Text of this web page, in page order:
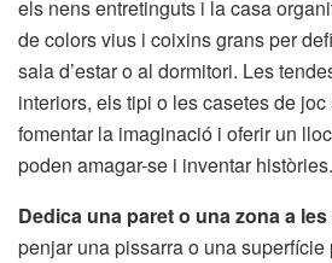
els nens entretinguts i la casa
de colors vius i coixins grans per
sala d’estar o al dormitori. Les
interiors, els tipi o les casetes de joc
fomentar la imaginació i oferir un
poden amagar-se i inventar històries.
Dedica una paret o una zona a
penjar una pissarra o una